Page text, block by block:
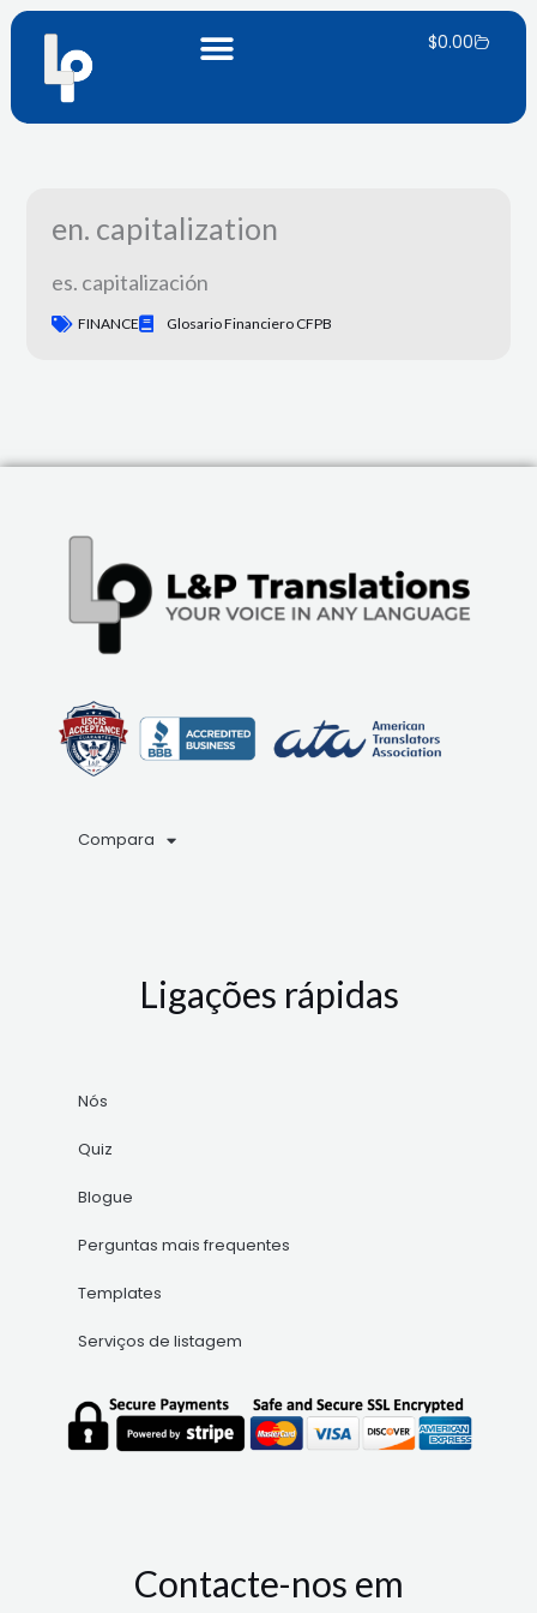
Saltar
conteúdo
$0.00
en. capitalization
es. capitalización
FINANCE Glosario Financiero CFPB
Compara
Ligações rápidas
Nós
Quiz
Blogue
Perguntas mais frequentes
Templates
Serviços de listagem
Contacte-nos em